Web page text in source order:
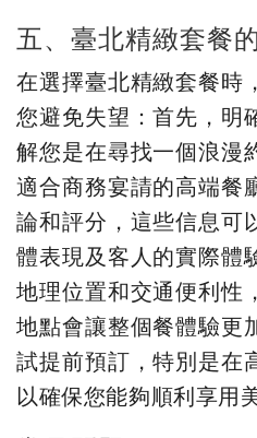
五、臺北精緻套餐
在選擇臺北精緻套餐時
您避免失望：首先，明
解您是在尋找一個浪漫
適合商務宴請的高端餐
論和評分，這些信息可
體表現及客人的實際體
地理位置和交通便利性
地點會讓整個餐體驗更
試提前預訂，特別是在
以確保您能夠順利享用